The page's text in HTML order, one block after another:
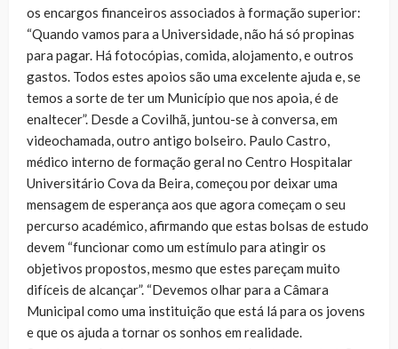
os encargos financeiros associados à formação superior:
“Quando vamos para a Universidade, não há só propinas
para pagar. Há fotocópias, comida, alojamento, e outros
gastos. Todos estes apoios são uma excelente ajuda e, se
temos a sorte de ter um Município que nos apoia, é de
enaltecer”. Desde a Covilhã, juntou-se à conversa, em
videochamada, outro antigo bolseiro. Paulo Castro,
médico interno de formação geral no Centro Hospitalar
Universitário Cova da Beira, começou por deixar uma
mensagem de esperança aos que agora começam o seu
percurso académico, afirmando que estas bolsas de estudo
devem “funcionar como um estímulo para atingir os
objetivos propostos, mesmo que estes pareçam muito
difíceis de alcançar”. “Devemos olhar para a Câmara
Municipal como uma instituição que está lá para os jovens
e que os ajuda a tornar os sonhos em realidade.